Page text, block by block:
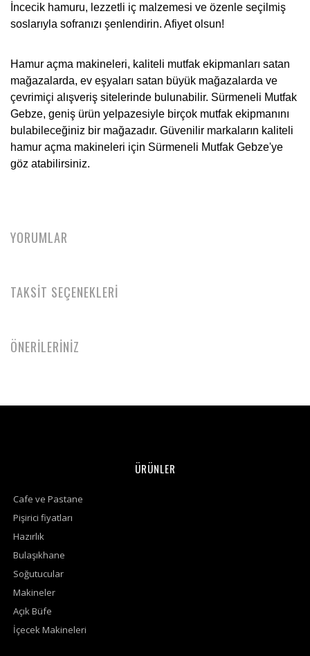
İncecik hamuru, lezzetli iç malzemesi ve özenle seçilmiş
soslarıyla sofranızı şenlendirin. Afiyet olsun!
Hamur açma makineleri, kaliteli mutfak ekipmanları satan
mağazalarda, ev eşyaları satan büyük mağazalarda ve
çevrimiçi alışveriş sitelerinde bulunabilir. Sürmeneli Mutfak
Gebze, geniş ürün yelpazesiyle birçok mutfak ekipmanını
bulabileceğiniz bir mağazadır. Güvenilir markaların kaliteli
hamur açma makineleri için Sürmeneli Mutfak Gebze'ye
göz atabilirsiniz.
YORUMLAR
TAKSİT SEÇENEKLERİ
ÖNERİLERİNİZ
ÜRÜNLER
Cafe ve Pastane
Pişirici fiyatları
Hazırlık
Bulaşıkhane
Soğutucular
Makineler
Açık Büfe
İçecek Makineleri